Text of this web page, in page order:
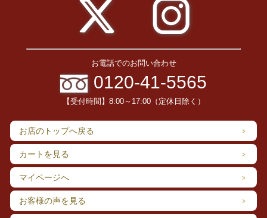
お電話でのお問い合わせ
0120-41-5565
【受付時間】8:00～17:00（定休日除く）
お店のトップへ戻る
カートを見る
マイページへ
お客様の声を見る